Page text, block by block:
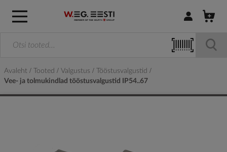
Logi sisse /
Avaleht Tooted Valgustus
Tööstusvalgustid
Vee- ja tolmukindlad tööstusvalgustid IP54..67